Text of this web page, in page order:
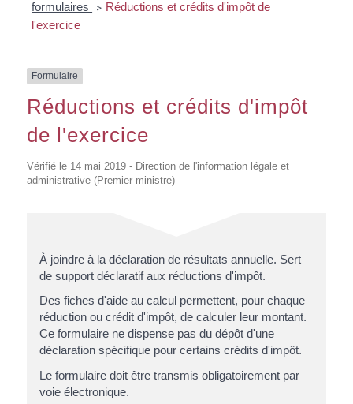
formulaires
> Réductions et crédits d'impôt de
l'exercice
Formulaire
Réductions et crédits d'impôt
de l'exercice
Vérifié le 14 mai 2019 - Direction de l'information légale et
administrative (Premier ministre)
À joindre à la déclaration de résultats annuelle. Sert
de support déclaratif aux réductions d'impôt.
Des fiches d'aide au calcul permettent, pour chaque
réduction ou crédit d'impôt, de calculer leur montant.
Ce formulaire ne dispense pas du dépôt d'une
déclaration spécifique pour certains crédits d'impôt.
Le formulaire doit être transmis obligatoirement par
voie électronique.